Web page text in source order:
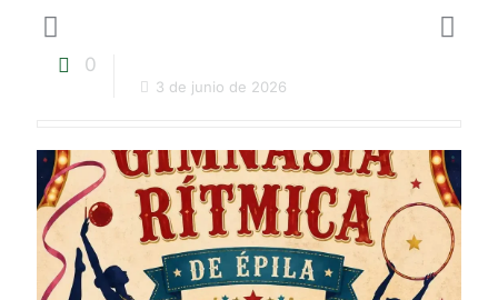
0
3 de junio de 2026